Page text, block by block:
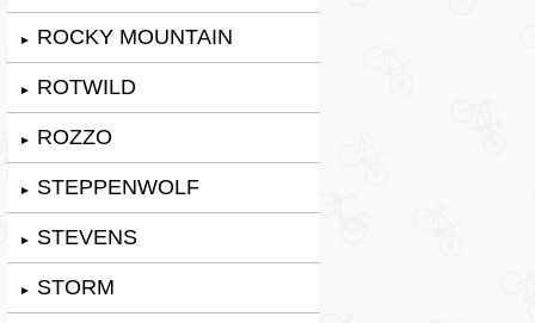
► ROCKY MOUNTAIN
► ROTWILD
► ROZZO
► STEPPENWOLF
► STEVENS
► STORM